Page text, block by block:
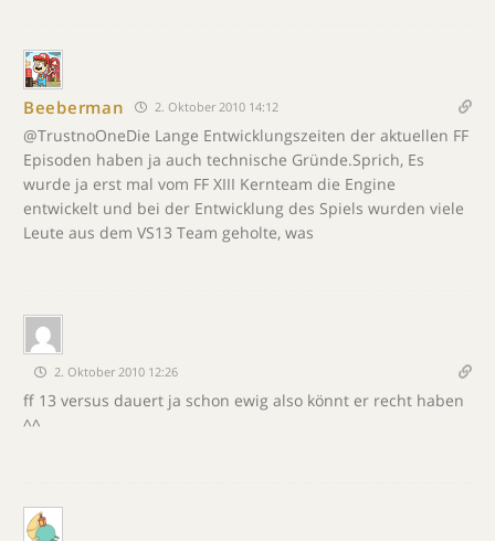
Beeberman 2. Oktober 2010 14:12
@TrustnoOneDie Lange Entwicklungszeiten der aktuellen FF
Episoden haben ja auch technische Gründe.Sprich, Es
wurde ja erst mal vom FF XIII Kernteam die Engine
entwickelt und bei der Entwicklung des Spiels wurden viele
Leute aus dem VS13 Team geholte, was
2. Oktober 2010 12:26
ff 13 versus dauert ja schon ewig also könnt er recht haben
^^